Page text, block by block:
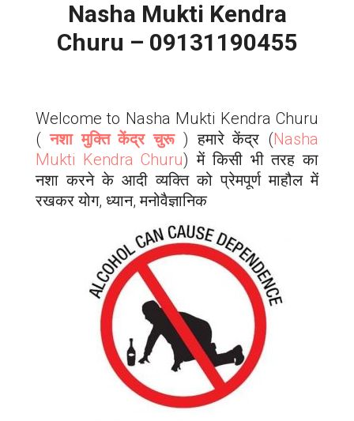
Nasha Mukti Kendra
Churu – 09131190455
Welcome to Nasha Mukti Kendra Churu
(नशा मुक्ति केंद्र चुरू ) हमारे केंद्र (Nasha
Mukti KendraChuru) में किसी भी तरह का
नशा करने के आदी व्यक्ति को प्रेमपूर्ण माहौल में
रखकर योग, ध्यान, मनोवैज्ञानिक